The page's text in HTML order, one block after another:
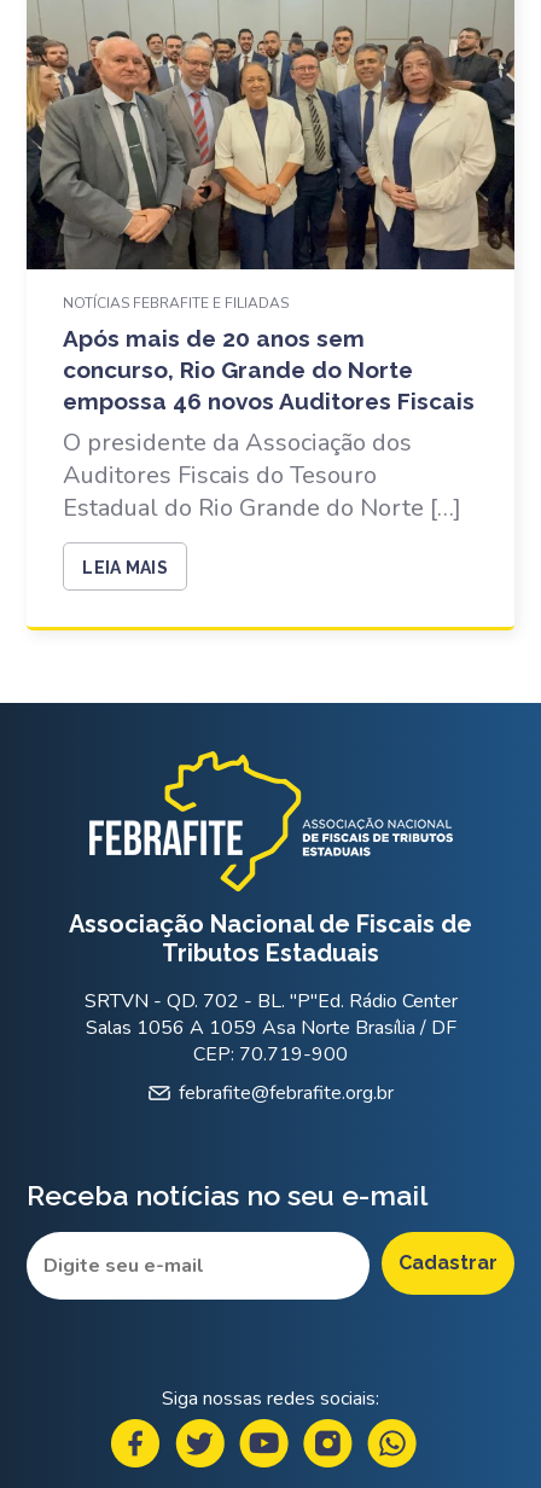
NOTÍCIAS FEBRAFITE E FILIADAS
Após mais de 20 anos sem
concurso, Rio Grande do Norte
empossa 46 novos Auditores Fiscais
O presidente da Associação dos
Auditores Fiscais do Tesouro
Estadual do Rio Grande do Norte […]
LEIA MAIS
Associação Nacional de Fiscais de
Tributos Estaduais
SRTVN - QD. 702 - BL. "P"Ed. Rádio Center
Salas 1056 A 1059 Asa Norte Brasília / DF
CEP: 70.719-900
febrafite@febrafite.org.br
Receba notícias no seu e-mail
Siga nossas redes sociais: